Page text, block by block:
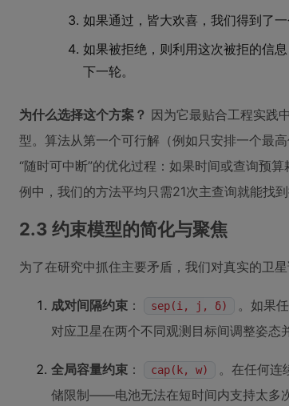
如果通过，皆大欢喜，我们得到了
如果被拒绝，则利用这次被拒的信息
下一轮。
为什么选择这个方案？ 因为它最贴合工程实践
型。算法从第一个可行解（例如只安排一个最
“随时可中断”的优化过程：如果时间或查询预
例中，我们的方法平均只需21次主查询就能找
2.3 约束模型的简化与聚焦
为了在研究中抓住主要矛盾，我们对真实的卫
成对间隔约束 ： sep(i, j, δ)
。如果
对应卫星在两个不同观测目标间调整姿态
全局容量约束 ： cap(k, w)
。在任何连
储限制——电池无法在短时间内支持太多